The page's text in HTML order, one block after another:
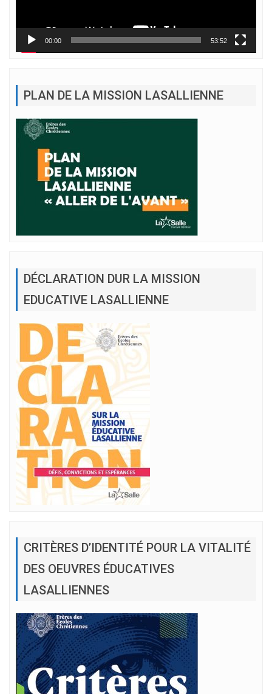
00:00 53:52
PLAN DE LA MISSION LASALLIENNE
DÉCLARATION DUR LA MISSION
EDUCATIVE LASALLIENNE
CRITÈRES D’IDENTITÉ POUR LA VITALITÉ
DES OEUVRES ÉDUCATIVES
LASALLIENNES